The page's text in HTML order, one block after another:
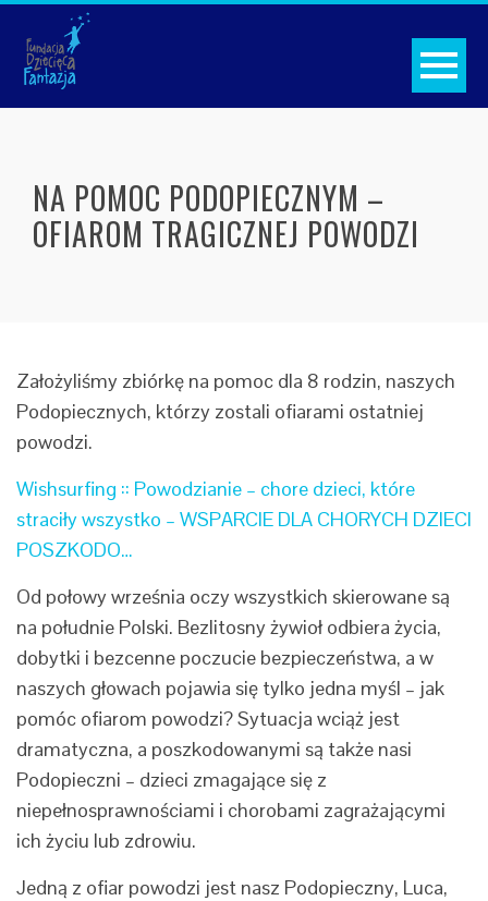
NA POMOC PODOPIECZNYM –
OFIAROM TRAGICZNEJ POWODZI
Założyliśmy zbiórkę na pomoc dla 8 rodzin, naszych
Podopiecznych, którzy zostali ofiarami ostatniej
powodzi.
Wishsurfing :: Powodzianie – chore dzieci, które
straciły wszystko – WSPARCIE DLA CHORYCH DZIECI
POSZKODO…
Od połowy września oczy wszystkich skierowane są
na południe Polski. Bezlitosny żywioł odbiera życia,
dobytki i bezcenne poczucie bezpieczeństwa, a w
naszych głowach pojawia się tylko jedna myśl – jak
pomóc ofiarom powodzi? Sytuacja wciąż jest
dramatyczna, a poszkodowanymi są także nasi
Podopieczni – dzieci zmagające się z
niepełnosprawnościami i chorobami zagrażającymi
ich życiu lub zdrowiu.
Jedną z ofiar powodzi jest nasz Podopieczny, Luca,